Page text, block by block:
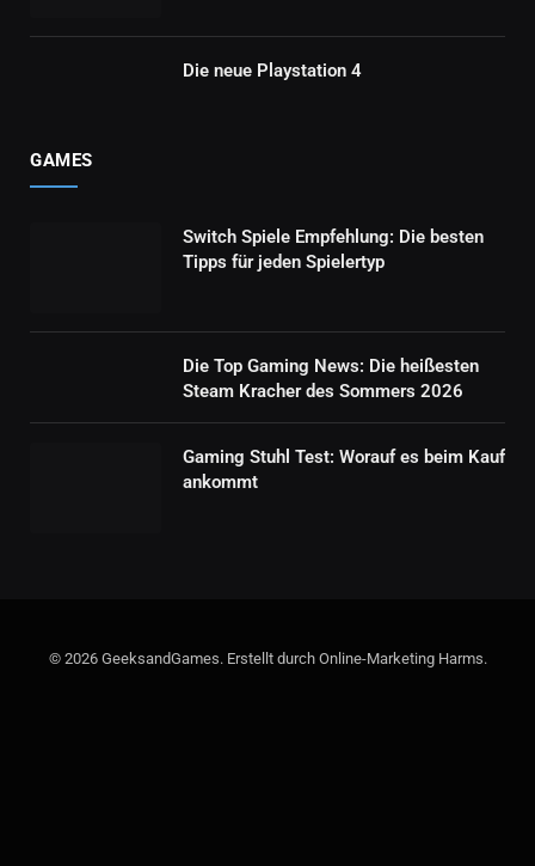
Die neue Playstation 4
GAMES
Switch Spiele Empfehlung: Die besten
Tipps für jeden Spielertyp
Die Top Gaming News: Die heißesten
Steam Kracher des Sommers 2026
Gaming Stuhl Test: Worauf es beim Kauf
ankommt
© 2026 GeeksandGames. Erstellt durch Online-Marketing Harms.